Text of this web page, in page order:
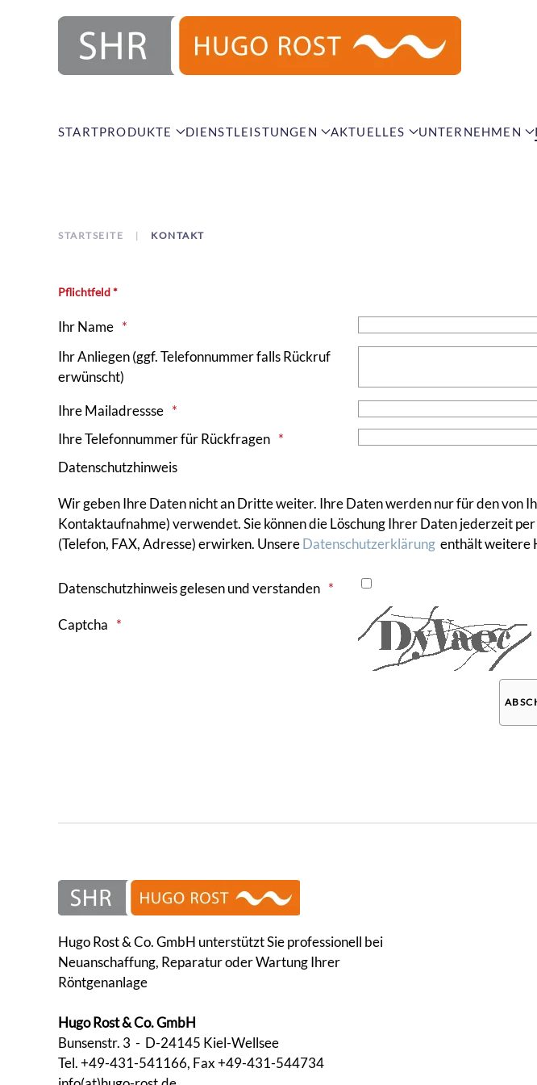
Zum Hauptinhalt springen
STARTPRODUKTE DIENSTLEISTUNGEN AKTUELLES UNTERNEHMEN
STARTSEITE KONTAKT
Pflichtfeld *
Ihr Name
Ihr Anliegen (ggf. Telefonnummer falls Rückruf
erwünscht)
Ihre Mailadressse
Ihre Telefonnummer für Rückfragen
Datenschutzhinweis
Wir geben Ihre Daten nicht an Dritte weiter. Ihre Daten werden nur für den von
Kontaktaufnahme) verwendet. Sie können die Löschung Ihrer Daten jederzeit
(Telefon, FAX, Adresse) erwirken. UnsereDatenschutzerklärung enthält weitere
Datenschutzhinweis gelesen und verstanden
Captcha
Hugo Rost & Co. GmbH unterstützt Sie professionell bei
Neuanschaffung, Reparatur oder Wartung Ihrer
Röntgenanlage
Hugo Rost & Co. GmbH
Bunsenstr. 3 - D-24145 Kiel-Wellsee
Tel. +49-431-541166, Fax +49-431-544734